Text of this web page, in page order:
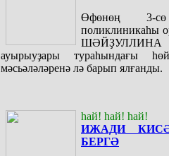
Өфөнөң 3-сө
поликлиникаһы
ШӘЙҘУЛЛИНА
ауырыуҙары тураһындағы
мәсьәләләренә лә барып ялғанды.
һай! һай! һай!
ИЖАДИ
БЕРГӘ